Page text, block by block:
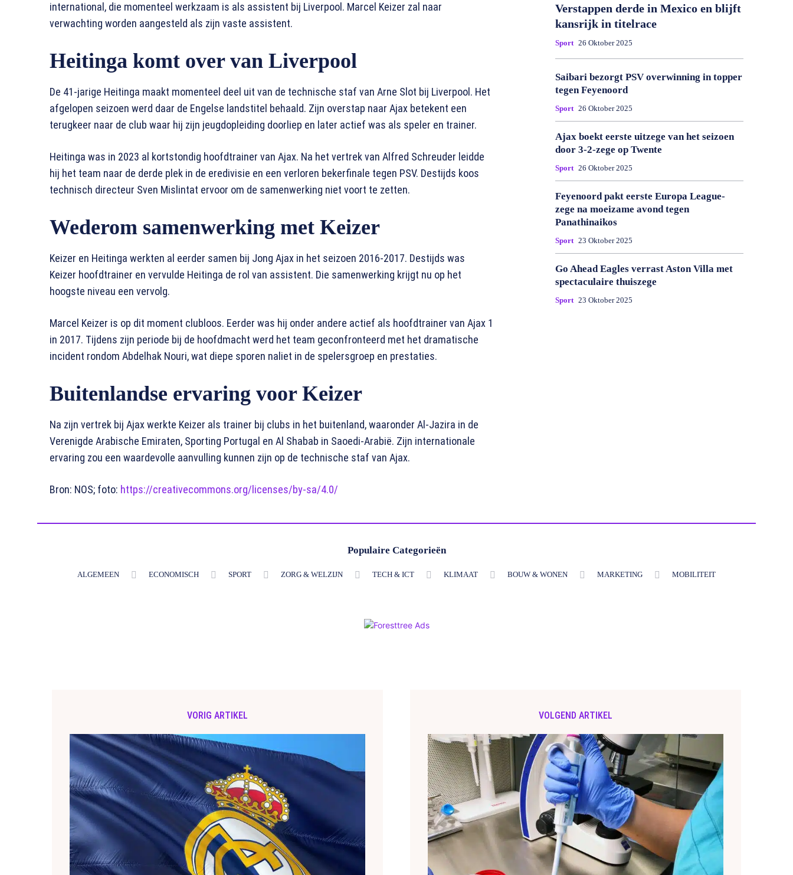
international, die momenteel werkzaam is als assistent bij Liverpool. Marcel Keizer zal naar
verwachting worden aangesteld als zijn vaste assistent.
Heitinga komt over van Liverpool
De 41-jarige Heitinga maakt momenteel deel uit van de technische staf van Arne Slot bij Liverpool. Het
afgelopen seizoen werd daar de Engelse landstitel behaald. Zijn overstap naar Ajax betekent een
terugkeer naar de club waar hij zijn jeugdopleiding doorliep en later actief was als speler en trainer.
Heitinga was in 2023 al kortstondig hoofdtrainer van Ajax. Na het vertrek van Alfred Schreuder leidde
hij het team naar de derde plek in de eredivisie en een verloren bekerfinale tegen PSV. Destijds koos
technisch directeur Sven Mislintat ervoor om de samenwerking niet voort te zetten.
Wederom samenwerking met Keizer
Keizer en Heitinga werkten al eerder samen bij Jong Ajax in het seizoen 2016-2017. Destijds was
Keizer hoofdtrainer en vervulde Heitinga de rol van assistent. Die samenwerking krijgt nu op het
hoogste niveau een vervolg.
Marcel Keizer is op dit moment clubloos. Eerder was hij onder andere actief als hoofdtrainer van Ajax 1
in 2017. Tijdens zijn periode bij de hoofdmacht werd het team geconfronteerd met het dramatische
incident rondom Abdelhak Nouri, wat diepe sporen naliet in de spelersgroep en prestaties.
Buitenlandse ervaring voor Keizer
Na zijn vertrek bij Ajax werkte Keizer als trainer bij clubs in het buitenland, waaronder Al-Jazira in de
Verenigde Arabische Emiraten, Sporting Portugal en Al Shabab in Saoedi-Arabië. Zijn internationale
ervaring zou een waardevolle aanvulling kunnen zijn op de technische staf van Ajax.
Bron: NOS; foto: https://creativecommons.org/licenses/by-sa/4.0/
Verstappen derde in Mexico en blijft
kansrijk in titelrace
Sport 26 Oktober 2025
Saibari bezorgt PSV overwinning in topper
tegen Feyenoord
Sport 26 Oktober 2025
Ajax boekt eerste uitzege van het seizoen
door 3-2-zege op Twente
Sport 26 Oktober 2025
Feyenoord pakt eerste Europa League-
zege na moeizame avond tegen
Panathinaikos
Sport 23 Oktober 2025
Go Ahead Eagles verrast Aston Villa met
spectaculaire thuiszege
Sport 23 Oktober 2025
Populaire Categorieën
ALGEMEEN ECONOMISCH SPORT ZORG & WELZIJN TECH & ICT KLIMAAT BOUW & WONEN MARKETING MOBILITEIT
VORIG ARTIKEL VOLGEND ARTIKEL